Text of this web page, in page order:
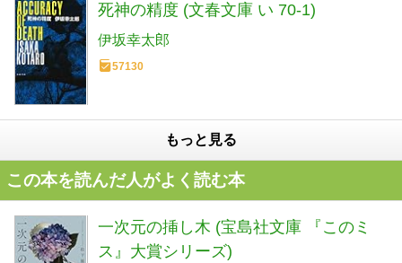
死神の精度 (文春文庫 い 70-1)
伊坂幸太郎
57130
もっと見る
この本を読んだ人がよく読む本
一次元の挿し木 (宝島社文庫 『このミ
ス』大賞シリーズ)